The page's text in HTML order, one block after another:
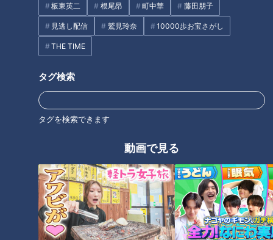
板東英二 根尾昂 町中華 藤田朋子
見逃し配信 鷲見玲奈 10000歩お宝さがし
THE TIME
タグ検索
タグを検索できます
動画で見る
オススメ関連コンテンツ
自動販売機で買える“ニンニク仕
続出！『スリラチャの赤備え』
が作れるワケ